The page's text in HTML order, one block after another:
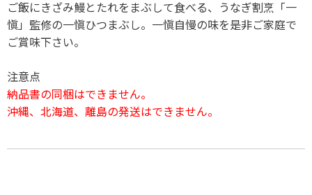
ご飯にきざみ鰻とたれをまぶして食べる、うなぎ割烹「一
愼」監修の一愼ひつまぶし。一愼自慢の味を是非ご家庭で
ご賞味下さい。
注意点
納品書の同梱はできません。
沖縄、北海道、離島の発送はできません。